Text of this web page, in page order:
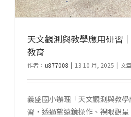
天文觀測與教學應用研習
教育
作者： u877008 | 13 10 月, 2025 | 文
義盛國小辦理「天文觀測與教
習，透過望遠鏡操作、裸眼觀